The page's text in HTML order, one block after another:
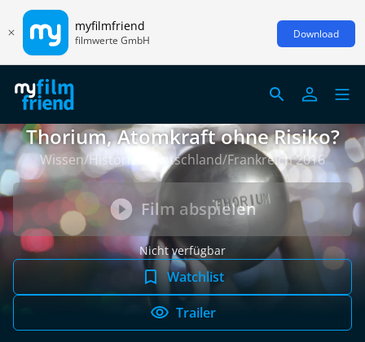
myfilmfriend
filmwerte GmbH Download
Thorium, Atomkraft ohne Risiko?
Wissen/Historie, Deutschland/Frankreich 2016
Film abspielen
Nicht verfügbar
Watchlist
Trailer